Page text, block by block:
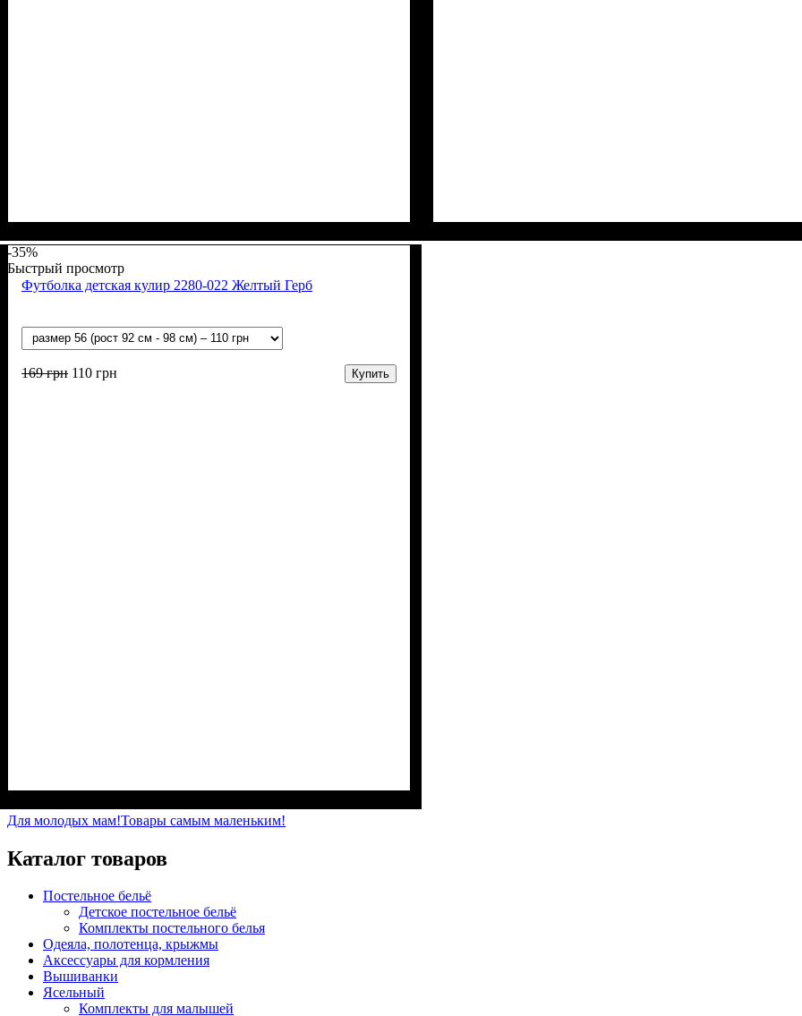
-35%
Быстрый просмотр
Футболка детская кулир 2280-022 Желтый Герб
169грн 110 грн Купить
Для молодых мам!Товары самым маленьким!
Каталог товаров
Постельное бельё
Детское постельное бельё
Комплекты постельного белья
Одеяла, полотенца, крыжмы
Аксессуары для кормления
Вышиванки
Ясельный
Комплекты для малышей